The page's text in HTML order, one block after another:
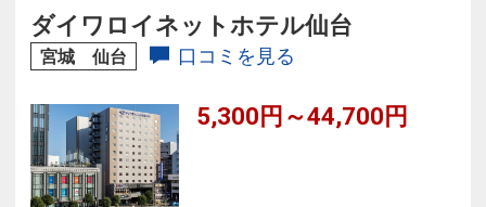
る朝食ビュッフェをご堪能ください！
◆全室WiFi完備！
ダイワロイネットホテル仙台
宮城 仙台 口コミを見る
5,300円～44,700円